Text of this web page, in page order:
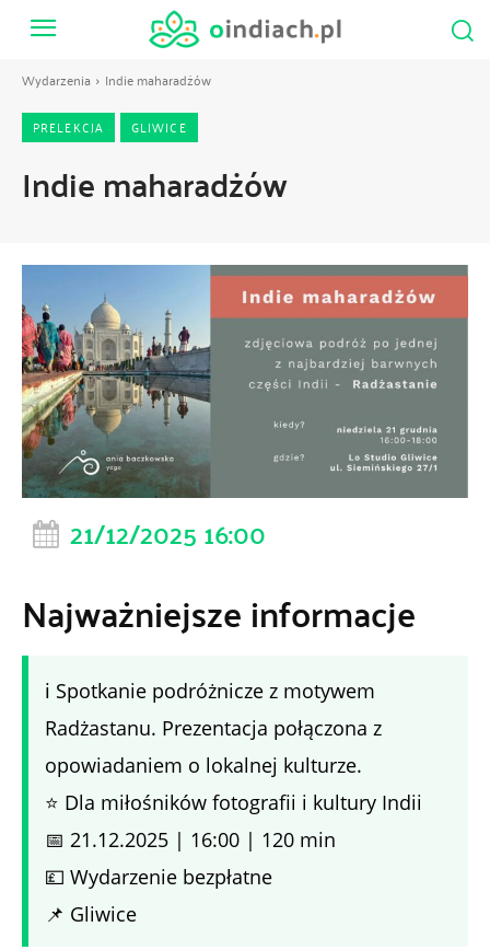
Wydarzenia Indie maharadżów
PRELEKCJA GLIWICE
Indie maharadżów
21/12/2025 16:00
Najważniejsze informacje
ℹ️ Spotkanie podróżnicze z motywem
Radżastanu. Prezentacja połączona z
opowiadaniem o lokalnej kulturze.
⭐ Dla miłośników fotografii i kultury Indii
📅 21.12.2025 | 16:00 | 120 min
💷 Wydarzenie bezpłatne
📌 Gliwice